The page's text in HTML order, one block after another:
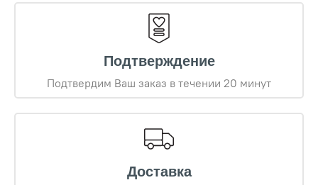
Подтверждение
Подтвердим Ваш заказ в течении 20 минут
Доставка